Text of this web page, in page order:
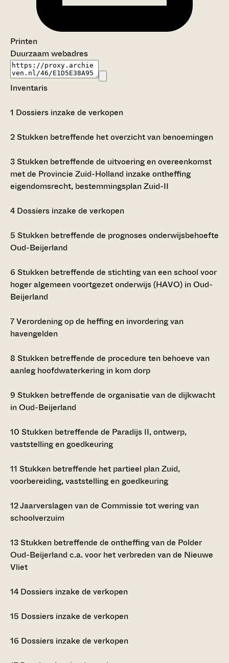
Printen
Duurzaam webadres
Inventaris
1 Dossiers inzake de verkopen
2Stukken betreffende het overzicht van benoemingen
3Stukken betreffende de uitvoering en overeenkomst
met de Provincie Zuid-Holland inzake ontheffing
eigendomsrecht, bestemmingsplan Zuid-II
4 Dossiers inzake de verkopen
5 Stukken betreffende de prognoses onderwijsbehoefte
Oud-Beijerland
6 Stukken betreffende de stichting van een school voor
hoger algemeen voortgezet onderwijs (HAVO) in Oud-
Beijerland
7Verordening op de heffing en invordering van
havengelden
8 Stukken betreffende de procedure ten behoeve van
aanleg hoofdwaterkering in kom dorp
9 Stukken betreffende de organisatie van de dijkwacht
in Oud-Beijerland
10 Stukken betreffende de Paradijs II, ontwerp,
vaststelling en goedkeuring
11 Stukken betreffende het partieel plan Zuid,
voorbereiding, vaststelling en goedkeuring
12Jaarverslagen van de Commissie tot wering van
schoolverzuim
13Stukken betreffende de ontheffing van de Polder
Oud-Beijerland c.a. voor het verbreden van de Nieuwe
Vliet
14 Dossiers inzake de verkopen
15 Dossiers inzake de verkopen
16 Dossiers inzake de verkopen